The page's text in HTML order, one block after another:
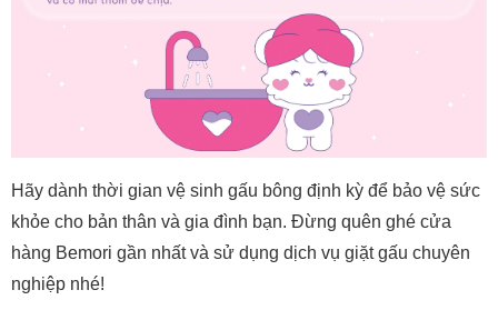
Hãy dành thời gian vệ sinh gấu bông định kỳ để bảo vệ sức
khỏe cho bản thân và gia đình bạn. Đừng quên ghé cửa
hàng Bemori gần nhất và sử dụng dịch vụ giặt gấu chuyên
nghiệp nhé!